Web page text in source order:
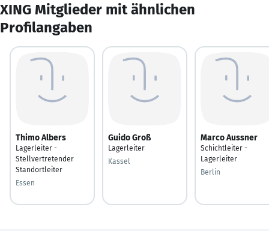
XING Mitglieder mit ähnlichen
Profilangaben
Thimo Albers
Lagerleiter -
Stellvertretender
Standortleiter
Essen
Guido Groß
Lagerleiter
Kassel
Marco Aussner
Schichtleiter -
Lagerleiter
Berlin